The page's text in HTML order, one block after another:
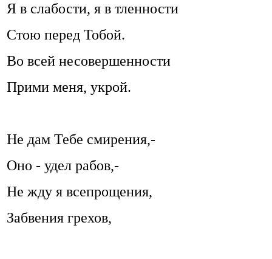
Я в слабости, я в тленности
Стою перед Тобой.
Во всей несовершенности
Прими меня, укрой.
Не дам Тебе смирения,-
Оно - удел рабов,-
Не жду я всепрощения,
Забвения грехов,